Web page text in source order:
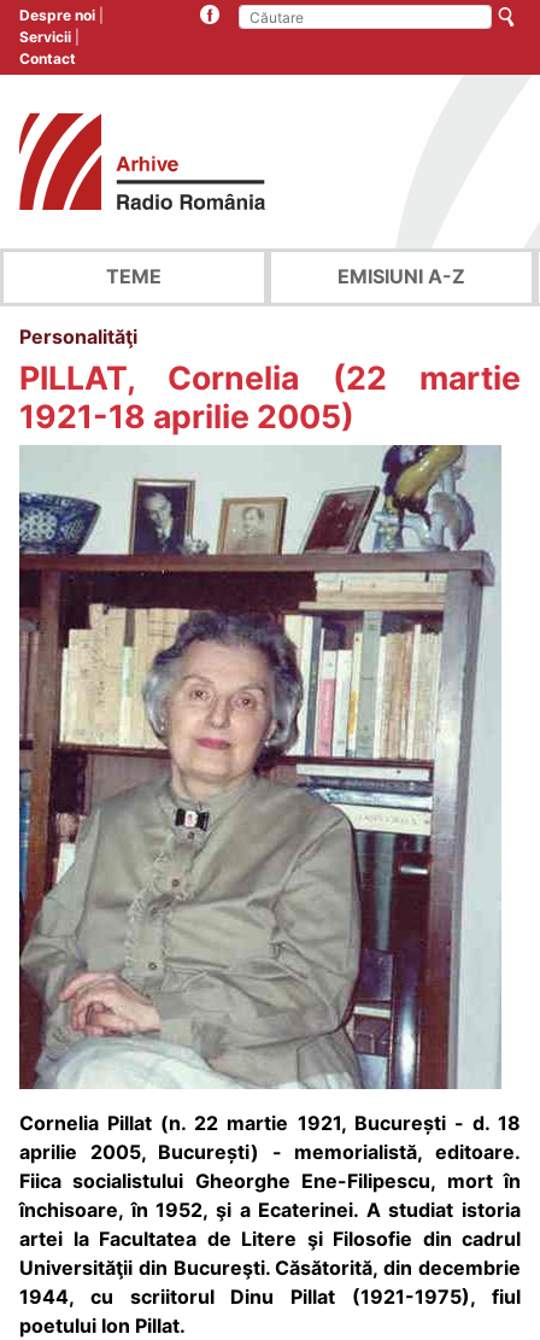
Despre noi
Servicii
Contact
TEME EMISIUNI A-Z
Personalităţi
PILLAT, Cornelia (22 martie
1921-18 aprilie 2005)
Cornelia Pillat (n. 22 martie 1921, București - d. 18
aprilie 2005, București) - memorialistă, editoare.
Fiica socialistului Gheorghe Ene-Filipescu, mort în
închisoare, în 1952, şi a Ecaterinei. A studiat istoria
artei la Facultatea de Litere şi Filosofie din cadrul
Universităţii din Bucureşti. Căsătorită, din decembrie
1944, cu scriitorul Dinu Pillat (1921-1975), fiul
poetului Ion Pillat.